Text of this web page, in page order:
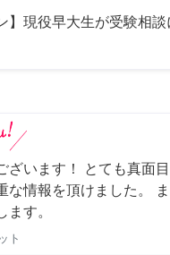
】現役早大生が受験相談
ざいます！ とても真面
な情報を頂けました。
ます。
ト